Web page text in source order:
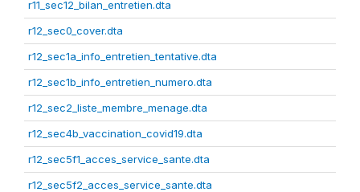
r11_sec12_bilan_entretien.dta
r12_sec0_cover.dta
r12_sec1a_info_entretien_tentative.dta
r12_sec1b_info_entretien_numero.dta
r12_sec2_liste_membre_menage.dta
r12_sec4b_vaccination_covid19.dta
r12_sec5f1_acces_service_sante.dta
r12_sec5f2_acces_service_sante.dta